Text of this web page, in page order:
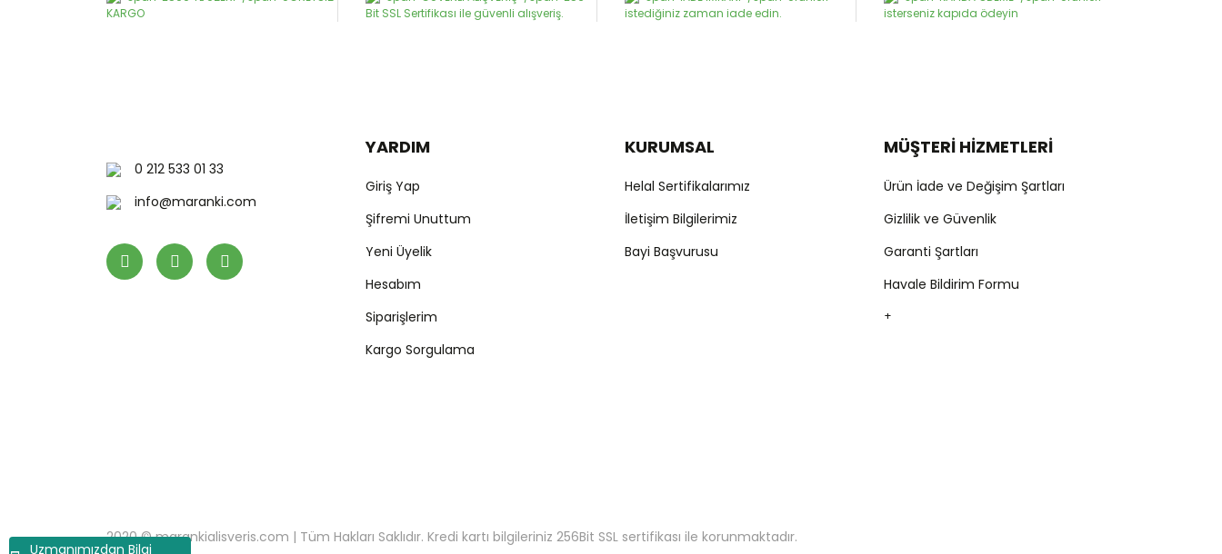
Uzmanımızdan Bilgi
0 212 533 01 33
info@maranki.com
YARDIM
Giriş Yap
Şifremi Unuttum
Yeni Üyelik
Hesabım
Siparişlerim
Kargo Sorgulama
KURUMSAL
Helal Sertifikalarımız
İletişim Bilgilerimiz
Bayi Başvurusu
MÜŞTERİ HİZMETLERİ
Ürün İade ve Değişim Şartları
Gizlilik ve Güvenlik
Garanti Şartları
Havale Bildirim Formu
+
2020 © marankialisveris.com | Tüm Hakları Saklıdır. Kredi kartı bilgileriniz 256Bit SSL sertifikası ile korunmaktadır.